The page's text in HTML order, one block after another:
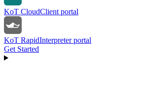
KoT CloudClient portal
KoT RapidInterpreter portal
Get Started